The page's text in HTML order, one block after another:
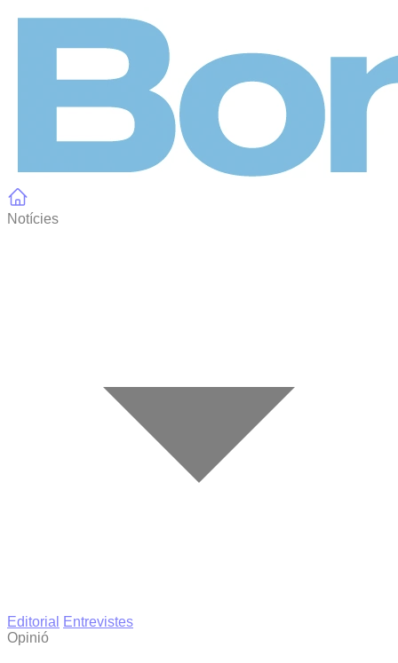
Notícies
Editorial
Entrevistes
Opinió